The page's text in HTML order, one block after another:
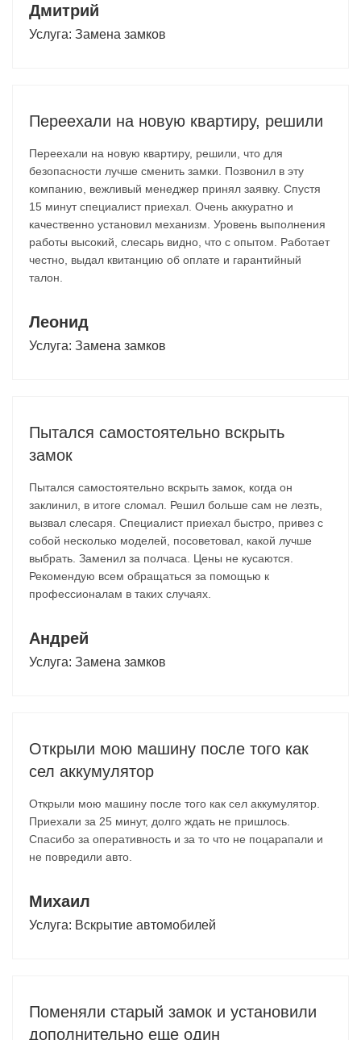
Дмитрий
Услуга: Замена замков
Переехали на новую квартиру, решили
Переехали на новую квартиру, решили, что для
безопасности лучше сменить замки. Позвонил в эту
компанию, вежливый менеджер принял заявку. Спустя
15 минут специалист приехал. Очень аккуратно и
качественно установил механизм. Уровень выполнения
работы высокий, слесарь видно, что с опытом. Работает
честно, выдал квитанцию об оплате и гарантийный
талон.
Леонид
Услуга: Замена замков
Пытался самостоятельно вскрыть
замок
Пытался самостоятельно вскрыть замок, когда он
заклинил, в итоге сломал. Решил больше сам не лезть,
вызвал слесаря. Специалист приехал быстро, привез с
собой несколько моделей, посоветовал, какой лучше
выбрать. Заменил за полчаса. Цены не кусаются.
Рекомендую всем обращаться за помощью к
профессионалам в таких случаях.
Андрей
Услуга: Замена замков
Открыли мою машину после того как
сел аккумулятор
Открыли мою машину после того как сел аккумулятор.
Приехали за 25 минут, долго ждать не пришлось.
Спасибо за оперативность и за то что не поцарапали и
не повредили авто.
Михаил
Услуга: Вскрытие автомобилей
Поменяли старый замок и установили
дополнительно еще один